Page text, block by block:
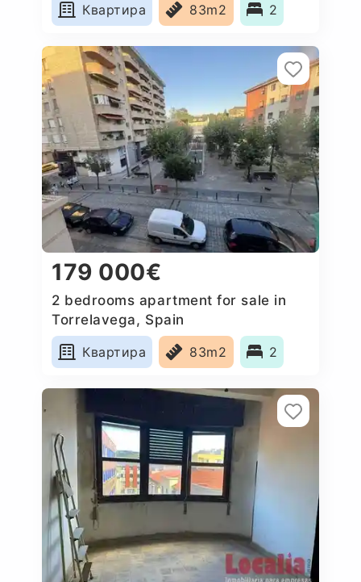
Квартира
83m2 2
179 000€
2 bedrooms apartment for sale in
Torrelavega, Spain
Квартира
83m2 2